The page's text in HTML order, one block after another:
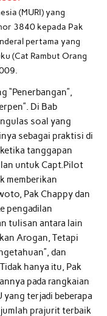
(MURI) yang
3840 kepada Pak
pertama yang
(Cat Rambut Orang
“Penerbangan”,
Di Bab
soal yang
sebagai praktisi di
tanggapan
untuk Capt.Pilot
memberikan
Pak Chappy dan
pengadilan
tulisan antara lain
Arogan, Tetapi
dan
hanya itu, Pak
pada rangkaian
yang terjadi beberapa
prajurit terbaik